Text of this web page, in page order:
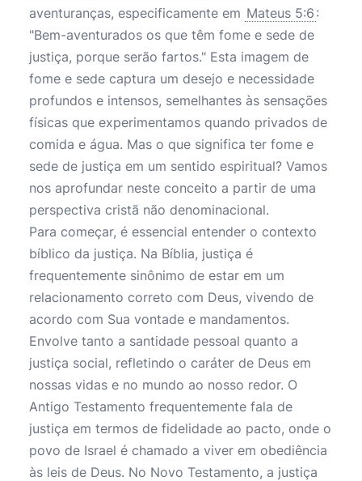
aventuranças, especificamente em Mateus 5:6 :
"Bem-aventurados os que têm fome e sede de
justiça, porque serão fartos." Esta imagem de
fome e sede captura um desejo e necessidade
profundos e intensos, semelhantes às sensações
físicas que experimentamos quando privados de
comida e água. Mas o que significa ter fome e
sede de justiça em um sentido espiritual? Vamos
nos aprofundar neste conceito a partir de uma
perspectiva cristã não denominacional.
Para começar, é essencial entender o contexto
bíblico da justiça. Na Bíblia, justiça é
frequentemente sinônimo de estar em um
relacionamento correto com Deus, vivendo de
acordo com Sua vontade e mandamentos.
Envolve tanto a santidade pessoal quanto a
justiça social, refletindo o caráter de Deus em
nossas vidas e no mundo ao nosso redor. O
Antigo Testamento frequentemente fala de
justiça em termos de fidelidade ao pacto, onde o
povo de Israel é chamado a viver em obediência
às leis de Deus. No Novo Testamento, a justiça